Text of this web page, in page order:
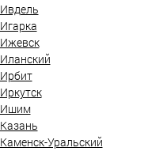
Ивдель
Игарка
Ижевск
Иланский
Ирбит
Иркутск
Ишим
Казань
Каменск-Уральский